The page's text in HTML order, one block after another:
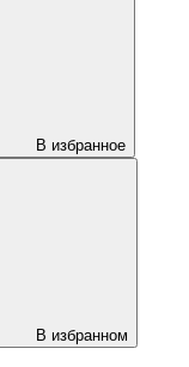
В избранное
В избранном